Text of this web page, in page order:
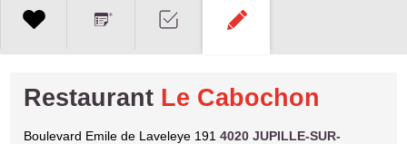
Restaurant Le Cabochon
Boulevard Emile de Laveleye 1914020 JUPILLE-SUR-